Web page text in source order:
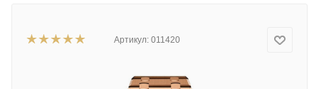
Артикул: 011420